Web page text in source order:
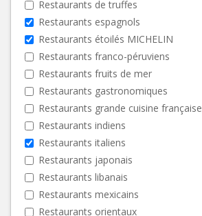
Restaurants de truffes
Restaurants espagnols
Restaurants étoilés MICHELIN
Restaurants franco-péruviens
Restaurants fruits de mer
Restaurants gastronomiques
Restaurants grande cuisine française
Restaurants indiens
Restaurants italiens
Restaurants japonais
Restaurants libanais
Restaurants mexicains
Restaurants orientaux